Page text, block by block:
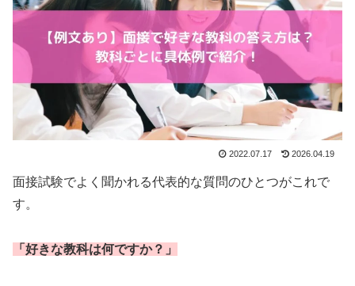
2022.07.17 2026.04.19
面接試験でよく聞かれる代表的な質問のひとつがこれで
す。
「好きな教科は何ですか？」